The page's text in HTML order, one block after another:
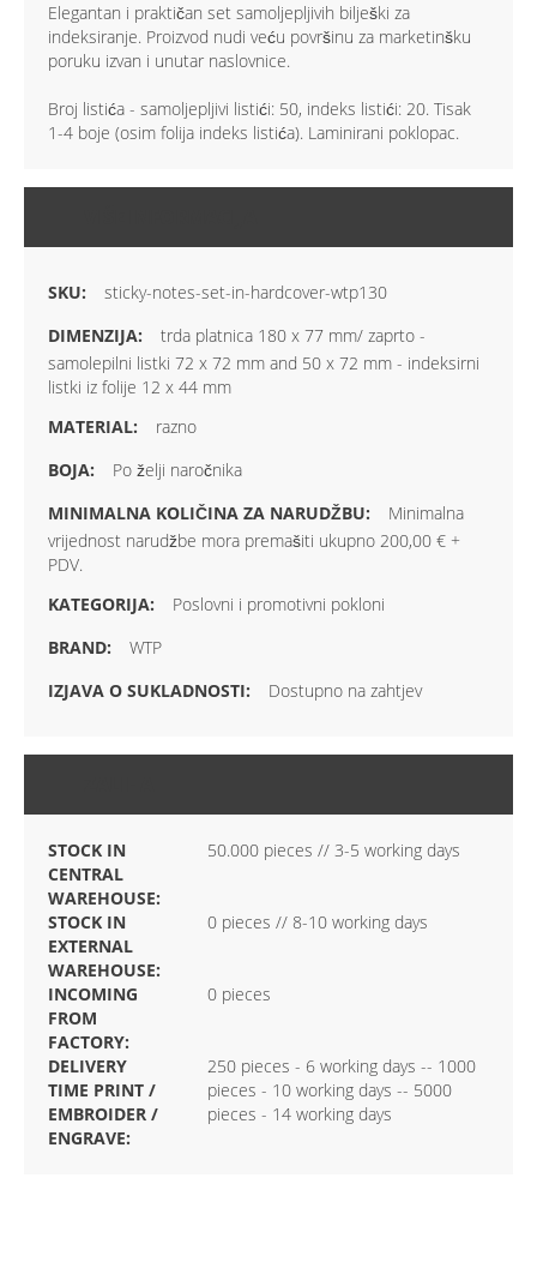
Elegantan i praktičan set samoljepljivih bilješki za
indeksiranje. Proizvod nudi veću površinu za marketinšku
poruku izvan i unutar naslovnice.
Broj listića - samoljepljivi listići: 50, indeks listići: 20. Tisak
1-4 boje (osim folija indeks listića). Laminirani poklopac.
sticky-notes-set-in-hardcover-wtp130
trda platnica 180 x 77 mm/ zaprto -
samolepilni listki 72 x 72 mm and 50 x 72 mm - indeksirni
listki iz folije 12 x 44 mm
razno
Po želji naročnika
Minimalna
vrijednost narudžbe mora premašiti ukupno 200,00 € +
PDV.
Poslovni i promotivni pokloni
WTP
Dostupno na zahtjev
STOCK IN
CENTRAL
WAREHOUSE:
50.000 pieces // 3-5 working days
STOCK IN
EXTERNAL
WAREHOUSE:
0 pieces // 8-10 working days
INCOMING
FROM
FACTORY:
0 pieces
DELIVERY
TIME PRINT /
EMBROIDER /
ENGRAVE:
250 pieces - 6 working days -- 1000
pieces - 10 working days -- 5000
pieces - 14 working days